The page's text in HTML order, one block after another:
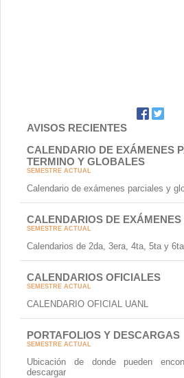
AVISOS RECIENTES
CALENDARIO DE EXÁMENES
TERMINO Y GLOBALES
SEMESTRE ACTUAL
Calendario de exámenes parciales y
CALENDARIOS DE
SEMESTRE ACTUAL
Calendarios de 2da, 3era, 4ta, 5ta y
CALENDARIOS OFICIALES
SEMESTRE ACTUAL
CALENDARIO OFICIAL UANL
PORTAFOLIOS Y DESCARGAS
SEMESTRE ACTUAL
Ubicación de donde pueden
descargar